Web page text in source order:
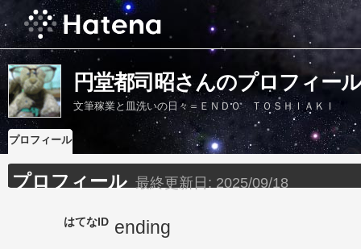
円堂都司昭さんのプロフィール
文筆稼業と皿洗いの日々＝ＥＮＤＯ ＴＯＳＨＩＡＫＩ
プロフィール
プロフィール 最終更新日: 2025/09/18
はてなID ending